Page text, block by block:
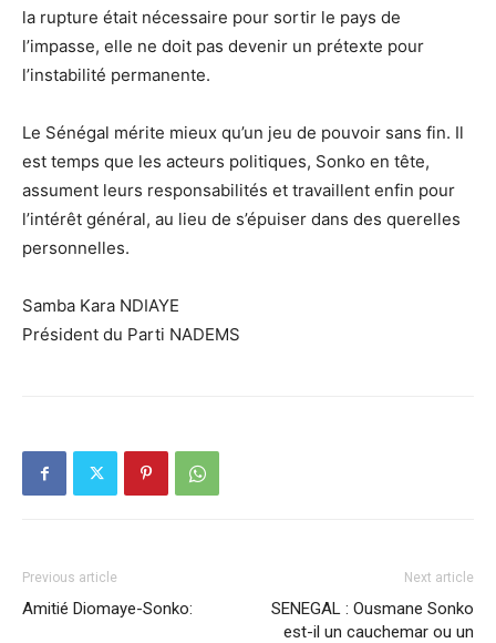
la rupture était nécessaire pour sortir le pays de
l’impasse, elle ne doit pas devenir un prétexte pour
l’instabilité permanente.
Le Sénégal mérite mieux qu’un jeu de pouvoir sans fin. Il
est temps que les acteurs politiques, Sonko en tête,
assument leurs responsabilités et travaillent enfin pour
l’intérêt général, au lieu de s’épuiser dans des querelles
personnelles.
Samba Kara NDIAYE
Président du Parti NADEMS
Previous article
Amitié Diomaye-Sonko:
Next article
SENEGAL : Ousmane Sonko
est-il un cauchemar ou un